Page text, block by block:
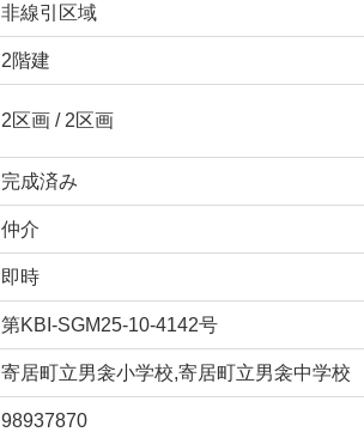
非線引区域
2階建
2区画 / 2区画
完成済み
仲介
即時
第KBI-SGM25-10-4142号
寄居町立男衾小学校,寄居町立男衾中学校
98937870